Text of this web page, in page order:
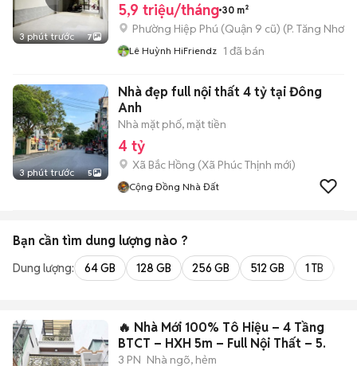
3 phút trước 7
5,9 triệu/tháng 30 m²
Phường Hiệp Phú (Quận 9 cũ) (P. Tăng Nhơn
Lê Huỳnh HiFriendz 1 đã bán
3 phút trước 5
Nhà đẹp full nội thất 4 tỷ tại Đông
Anh
Nhà mặt phố, mặt tiền
4 tỷ
Xã Bắc Hồng (Xã Phúc Thịnh mới)
Cộng Đồng Nhà Đất
Bạn cần tìm dung lượng nào ?
Dung lượng: 64 GB 128 GB 256 GB 512 GB 1 TB
🔥 Nhà Mới 100% Tô Hiệu – 4 Tầng
BTCT – HXH 5m – Full Nội Thất – 5.
3 PN Nhà ngõ, hẻm